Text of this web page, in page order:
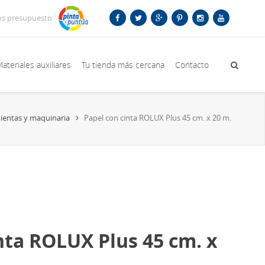
presupuesto
auxiliares Tu tienda más cercana Contacto
y maquinaria Papel con cinta ROLUX Plus 45 cm. x 20 m.
ROLUX Plus 45 cm. x